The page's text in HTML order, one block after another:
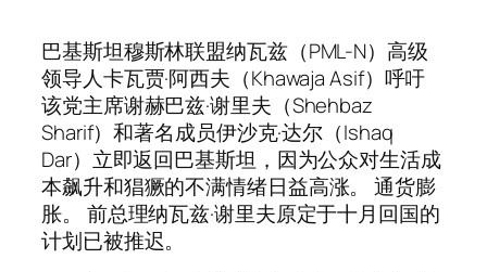
巴基斯坦穆斯林联盟纳瓦兹（PML-N）高级
领导人卡瓦贾·阿西夫（Khawaja Asif）呼吁
该党主席谢赫巴兹·谢里夫（Shehbaz
Sharif）和著名成员伊沙克·达尔（Ishaq
Dar）立即返回巴基斯坦，因为公众对生活成
本飙升和猖獗的不满情绪日益高涨。 通货膨
胀。 前总理纳瓦兹·谢里夫原定于十月回国的
计划已被推迟。